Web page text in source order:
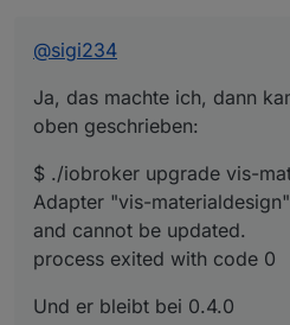
@sigi234
Ja, das machte ich, dann
oben geschrieben:
$ ./iobroker upgrade vis-
Adapter "vis-
and cannot be updated.
process exited with code 0
Und er bleibt bei 0.4.0